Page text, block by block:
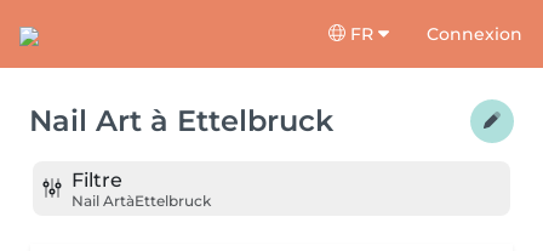
FR Connexion
Nail Art à Ettelbruck
Filtre
Nail ArtàEttelbruck